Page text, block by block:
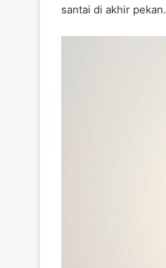
santai di akhir pekan.